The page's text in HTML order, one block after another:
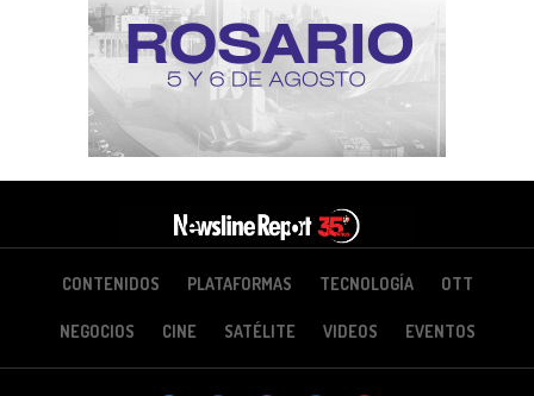
CONTENIDOS PLATAFORMAS TECNOLOGÍA OTT
NEGOCIOS CINE SATÉLITE VIDEOS EVENTOS